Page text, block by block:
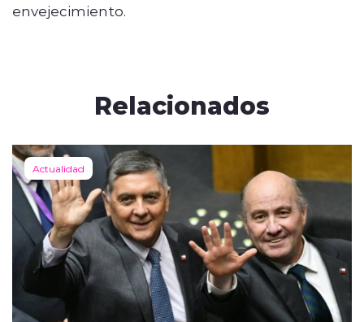
envejecimiento.
Relacionados
Actualidad